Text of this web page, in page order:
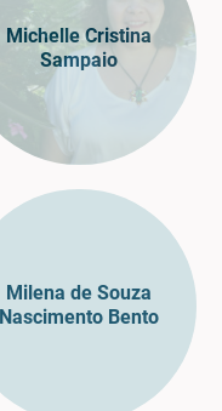
Michelle Cristina
Sampaio
Milena de Souza
Nascimento Bento